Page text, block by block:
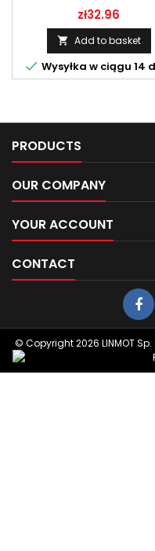
Price
zł32.96
 Add to basket
 Wysyłka w ciągu 14
PRODUCTS
OUR COMPANY
YOUR ACCOUNT
CONTACT
© Copyright 2026 LINMOT